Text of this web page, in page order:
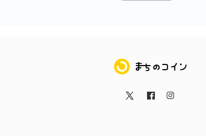
まちのコイン